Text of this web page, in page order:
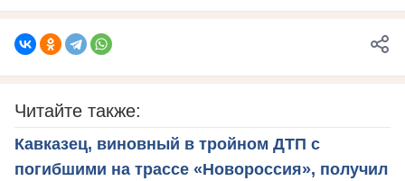
Читайте также:
Кавказец, виновный в тройном ДТП с
погибшими на трассе «Новороссия», получил